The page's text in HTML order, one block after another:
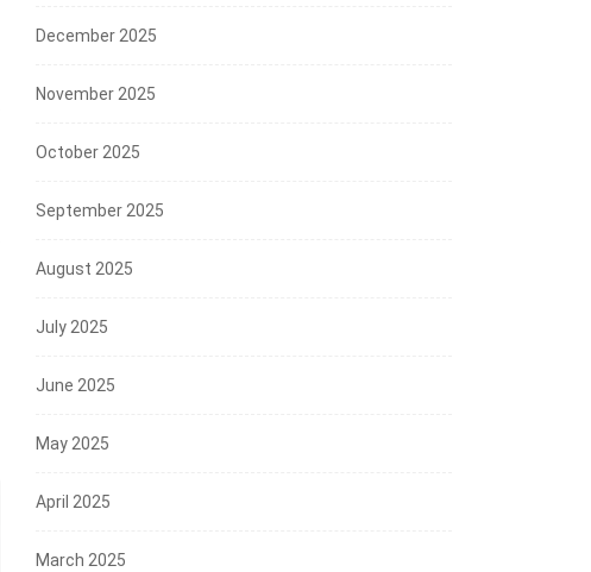
December 2025
November 2025
October 2025
September 2025
August 2025
July 2025
June 2025
May 2025
April 2025
March 2025